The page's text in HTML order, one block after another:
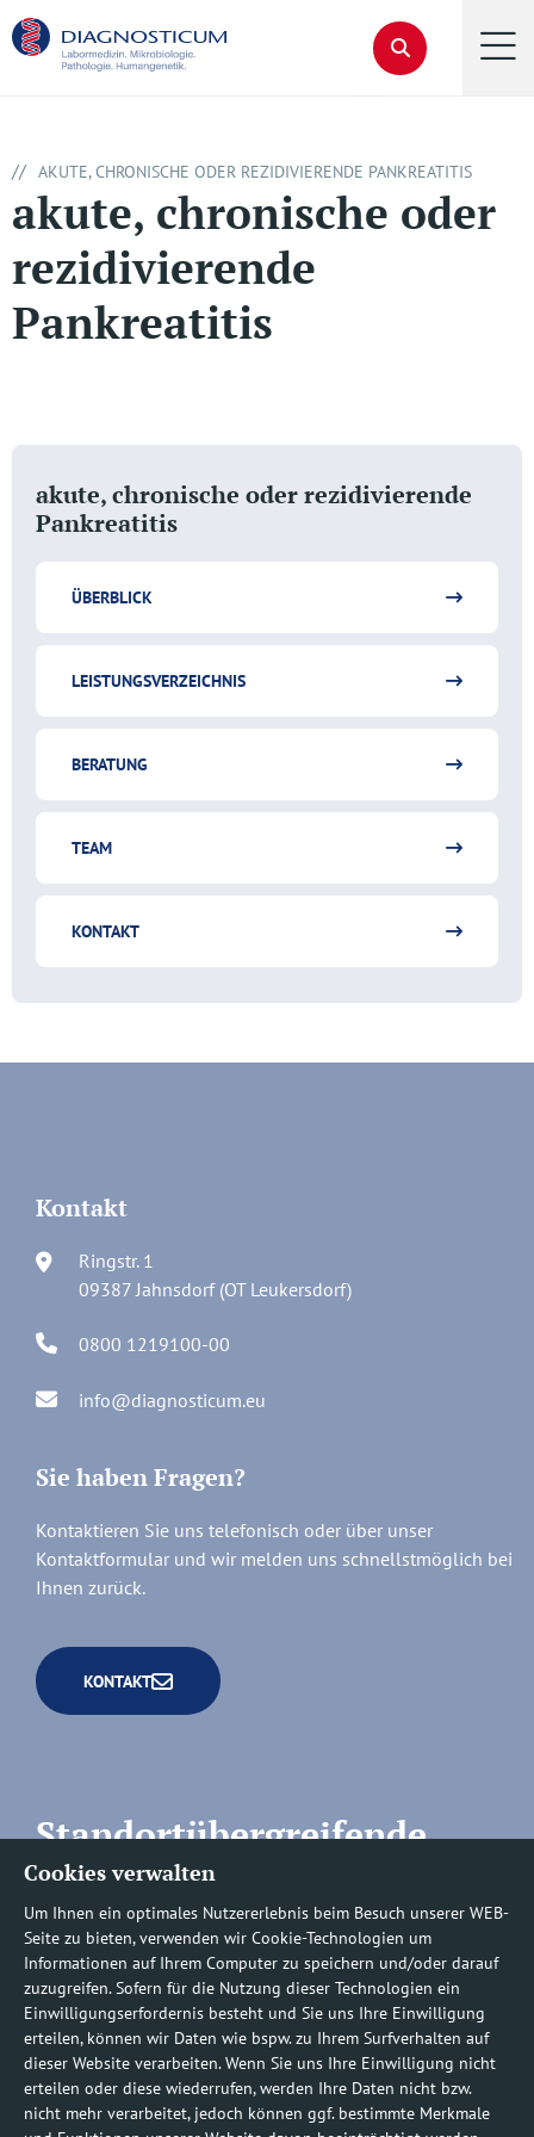
Cookies verwalten
Um Ihnen ein optimales Nutzererlebnis beim Besuch unserer WEB-
Seite zu bieten, verwenden wir Cookie-Technologien um
Informationen auf Ihrem Computer zu speichern und/oder darauf
zuzugreifen. Sofern für die Nutzung dieser Technologien ein
Einwilligungserfordernis besteht und Sie uns Ihre Einwilligung
erteilen, können wir Daten wie bspw. zu Ihrem Surfverhalten auf
dieser Website verarbeiten. Wenn Sie uns Ihre Einwilligung nicht
erteilen oder diese wiederrufen, werden Ihre Daten nicht bzw.
nicht mehr verarbeitet, jedoch können ggf. bestimmte Merkmale
akute, chronische oder rezidivierende
Pankreatitis
ÜBERBLICK
LEISTUNGSVERZEICHNIS
BERATUNG
TEAM
KONTAKT
// AKUTE, CHRONISCHE ODER REZIDIVIERENDE PANKREATITIS
akute, chronische oder
rezidivierende
Pankreatitis
Kontakt
Ringstr. 1
09387 Jahnsdorf (OT Leukersdorf)
0800 1219100-00
info@diagnosticum.eu
Sie haben Fragen?
Kontaktieren Sie uns telefonisch oder über unser
Kontaktformular und wir melden uns schnellstmöglich bei
Ihnen zurück.
KONTAKT
Standortübergreifende
Rufnummern
Befundauskünfte/
Nachforderungen
0800 1219100-10